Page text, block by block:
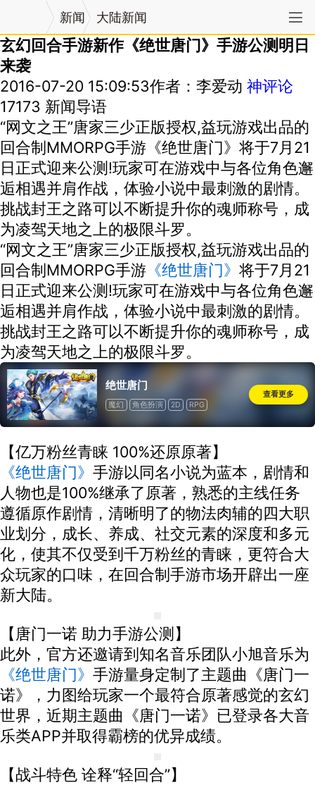
新闻 大陆新闻
玄幻回合手游新作《绝世唐门》手游公测明日
来袭
2016-07-20 15:09:53作者：李爱动 神评论
17173 新闻导语
“网文之王”唐家三少正版授权,益玩游戏出品的
回合制MMORPG手游《绝世唐门》将于7月21
日正式迎来公测!玩家可在游戏中与各位角色邂
逅相遇并肩作战，体验小说中最刺激的剧情。
挑战封王之路可以不断提升你的魂师称号，成
为凌驾天地之上的极限斗罗。
“网文之王”唐家三少正版授权,益玩游戏出品的
回合制MMORPG手游 《绝世唐门》 将于7月21
日正式迎来公测!玩家可在游戏中与各位角色邂
逅相遇并肩作战，体验小说中最刺激的剧情。
挑战封王之路可以不断提升你的魂师称号，成
为凌驾天地之上的极限斗罗。
绝世唐门
魔幻 角色扮演 2D RPG
查看更多
【亿万粉丝青睐 100%还原原著】
《绝世唐门》 手游以同名小说为蓝本，剧情和
人物也是100%继承了原著，熟悉的主线任务
遵循原作剧情，清晰明了的物法肉辅的四大职
业划分，成长、养成、社交元素的深度和多元
化，使其不仅受到千万粉丝的青睐，更符合大
众玩家的口味，在回合制手游市场开辟出一座
新大陆。
【唐门一诺 助力手游公测】
此外，官方还邀请到知名音乐团队小旭音乐为
《绝世唐门》 手游量身定制了主题曲《唐门一
诺》，力图给玩家一个最符合原著感觉的玄幻
世界，近期主题曲《唐门一诺》已登录各大音
乐类APP并取得霸榜的优异成绩。
【战斗特色 诠释“轻回合”】